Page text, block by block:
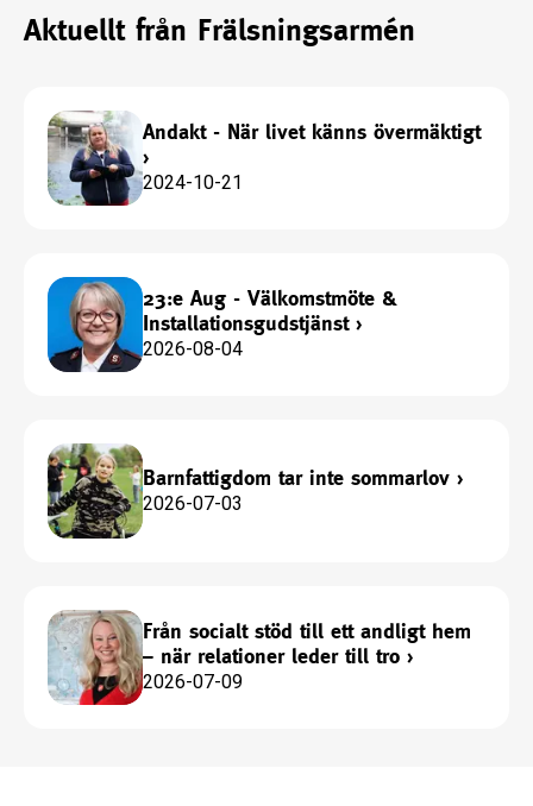
Aktuellt från Frälsningsarmén
Andakt - När livet känns övermäktigt
›
2024-10-21
23:e Aug - Välkomstmöte &
Installationsgudstjänst›
2026-08-04
Barnfattigdom tar inte sommarlov ›
2026-07-03
Från socialt stöd till ett andligt hem
– när relationer leder till tro ›
2026-07-09